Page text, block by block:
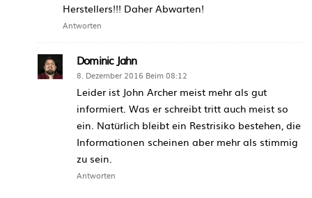
Herstellers!!! Daher Abwarten!
Antworten
Dominic Jahn
8. Dezember 2016 Beim 08:12
Leider ist John Archer meist mehr als gut
informiert. Was er schreibt tritt auch meist so
ein. Natürlich bleibt ein Restrisiko bestehen, die
Informationen scheinen aber mehr als stimmig
zu sein.
Antworten